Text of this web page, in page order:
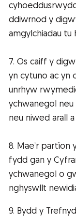
ddiwrnod y
amgylchiadau tu
7. Os caiff y
yn cytuno ac yn
unrhyw
ychwanegol
neu niwed arall
8. Mae’r partïon
fydd gan y
ychwanegol o
nghyswllt
9. Bydd y